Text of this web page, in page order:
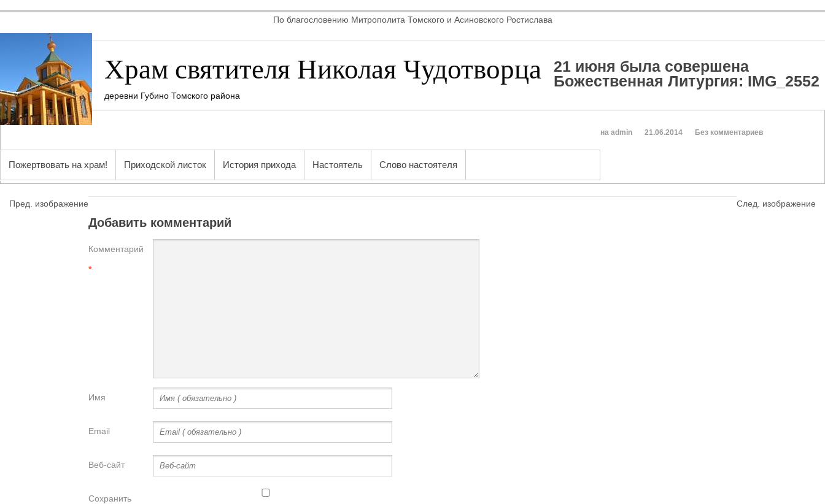
По благословению Митрополита Томского и Асиновского Ростислава
Храм святителя Николая Чудотворца
деревни Губино Томского района
Пожертвовать на храм! Приходской листок История прихода Настоятель Слово настоятеля
21 июня была совершена
Божественная Литургия: IMG_2552
на admin 21.06.2014 Без комментариев
Пред. изображение След. изображение
Добавить комментарий
Комментарий
*
Имя
Email
Веб-сайт
Сохранить